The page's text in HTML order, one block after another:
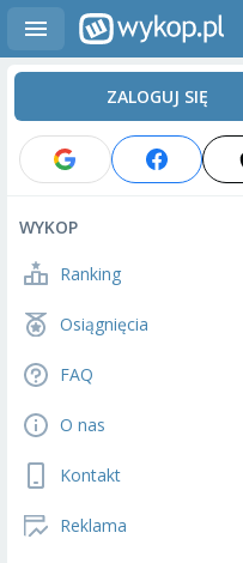
ZALOGUJ SIĘ
WYKOP
Ranking
Osiągnięcia
FAQ
O nas
Kontakt
Reklama